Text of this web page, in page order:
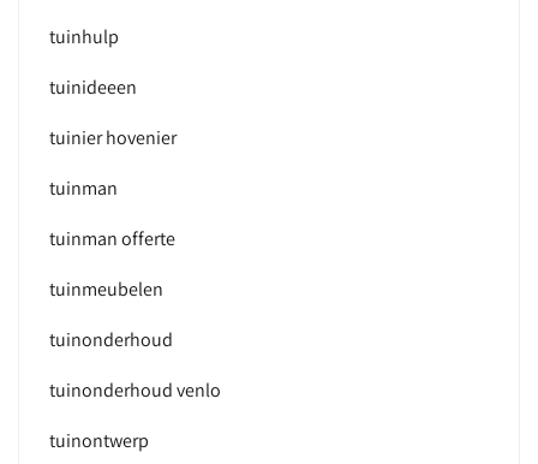
tuinhulp
tuinideeen
tuinier hovenier
tuinman
tuinman offerte
tuinmeubelen
tuinonderhoud
tuinonderhoud venlo
tuinontwerp